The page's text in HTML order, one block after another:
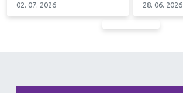
02. 07. 2026 28. 06. 2026